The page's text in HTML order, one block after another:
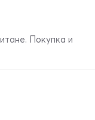
Покупка и